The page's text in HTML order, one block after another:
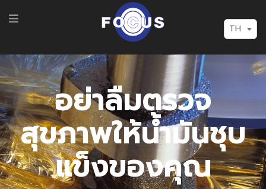
TH
อย่าลืมตรวจ
สุขภาพให้น้ำมันชุบ
แข็งของคุณ